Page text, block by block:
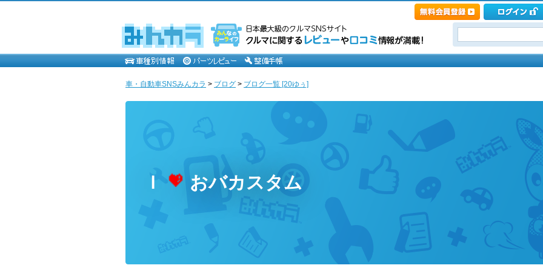
車・自動車SNSみんカラ > ブログ > ブログ一覧 [20ゆぅ]
Ｉ おバカスタム